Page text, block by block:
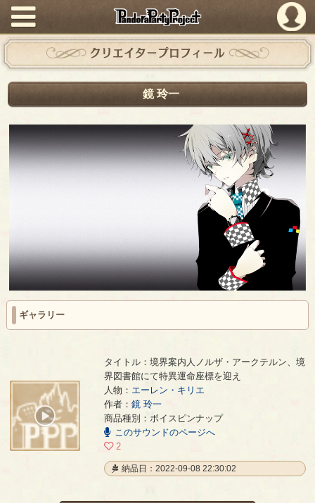
PandoraPartyProject
クリエイタープロフィール
鏡 玲一
ギャラリー
境界案内人ノルザ・アークテルン、境界図書館にて特異運命座標を迎え
00:00
00:17
タイトル：境界案内人ノルザ・アークテルン、境
界図書館にて特異運命座標を迎え
人物： エーレン・キリエ
作者： 鏡 玲一
商品種別：ボイスピンナップ
このサウンドのページへ
2
納品日：2022-09-08 22:30:02